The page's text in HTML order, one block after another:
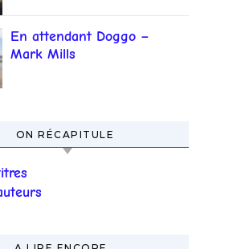
En attendant Doggo –
Mark Mills
ON RÉCAPITULE